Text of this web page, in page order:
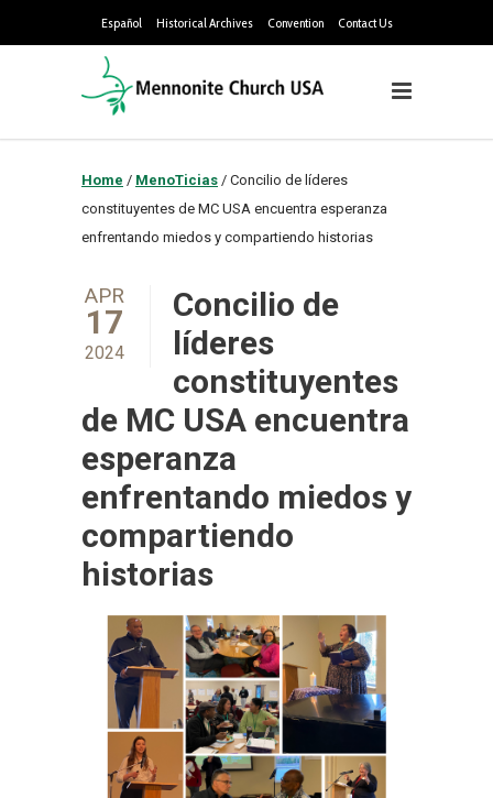
Español Historical Archives Convention Contact Us
Home / MenoTicias / Concilio de líderes
constituyentes de MC USA encuentra esperanza
enfrentando miedos y compartiendo historias
APR
17
2024
Concilio de
líderes
constituyentes
de MC USA encuentra
esperanza
enfrentando miedos y
compartiendo
historias